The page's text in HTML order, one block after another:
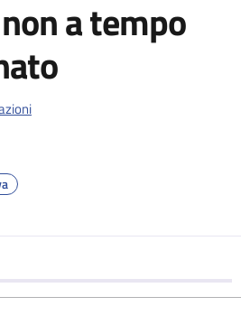
a tempo